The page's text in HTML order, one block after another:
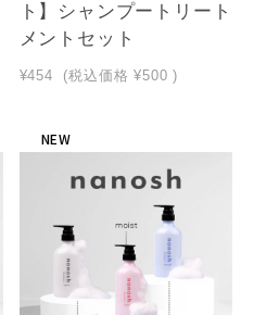
ト】シャンプートリート
メントセット
¥454 (税込価格 ¥500 )
NEW